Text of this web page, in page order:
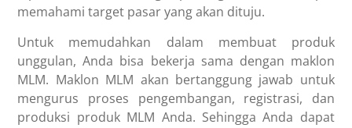
memahami target pasar yang akan dituju.
Untuk memudahkan dalam membuat produk
unggulan, Anda bisa bekerja sama dengan maklon
MLM. Maklon MLM akan bertanggung jawab untuk
mengurus proses pengembangan, registrasi, dan
produksi produk MLM Anda. Sehingga Anda dapat